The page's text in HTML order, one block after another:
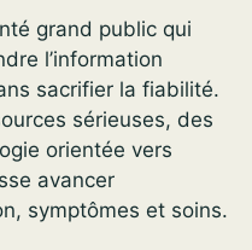
grand public qui
l’information
sacrifier la fiabilité.
sérieuses, des
orientée vers
avancer
symptômes et soins.